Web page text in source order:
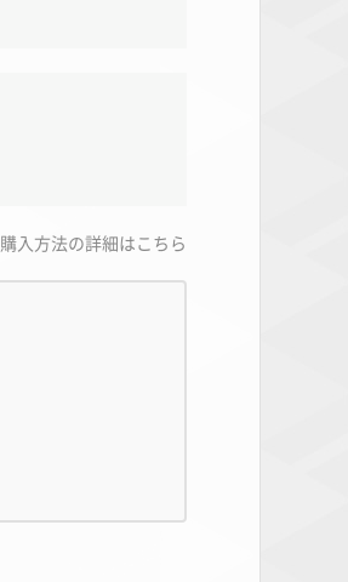
購入方法の詳細はこちら